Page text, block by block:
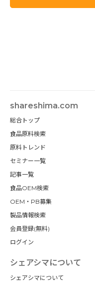
shareshima.com
総合トップ
食品原料検索
原料トレンド
セミナー一覧
記事一覧
食品OEM検索
OEM・PB募集
製品情報検索
会員登録(無料)
ログイン
シェアシマについて
シェアシマについて